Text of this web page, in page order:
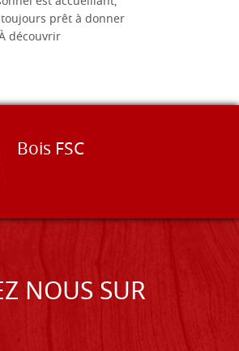
prêt à donner
découvrir
Bois FSC
NOUS SUR